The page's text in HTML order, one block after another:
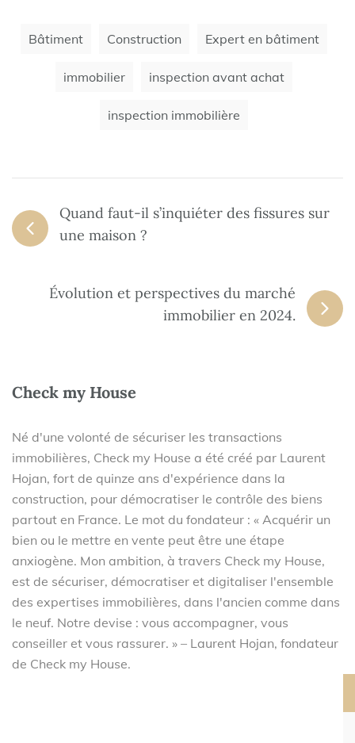
Bâtiment Construction Expert en bâtiment
immobilier inspection avant achat
inspection immobilière
Quand faut-il s’inquiéter des fissures sur
une maison ?
Évolution et perspectives du marché
immobilier en 2024.
Check my House
Né d'une volonté de sécuriser les transactions
immobilières, Check my House a été créé par Laurent
Hojan, fort de quinze ans d'expérience dans la
construction, pour démocratiser le contrôle des biens
partout en France. Le mot du fondateur : « Acquérir un
bien ou le mettre en vente peut être une étape
anxiogène. Mon ambition, à travers Check my House,
est de sécuriser, démocratiser et digitaliser l'ensemble
des expertises immobilières, dans l'ancien comme dans
le neuf. Notre devise : vous accompagner, vous
conseiller et vous rassurer. » – Laurent Hojan, fondateur
de Check my House.